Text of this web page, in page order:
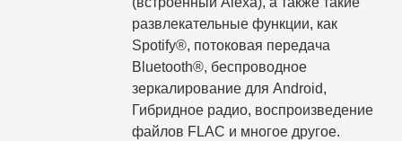
развлекательные функции, как
Spotify®, потоковая передача
Bluetooth®, беспроводное
зеркалирование для Android,
Гибридное радио, воспроизведение
файлов FLAC и многое другое.